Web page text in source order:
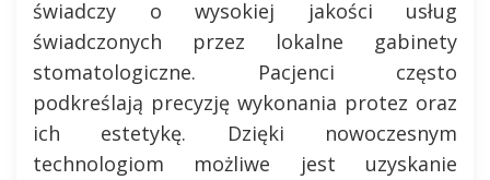
świadczy o wysokiej jakości usług
świadczonych przez lokalne gabinety
stomatologiczne. Pacjenci często
podkreślają precyzję wykonania protez oraz
ich estetykę. Dzięki nowoczesnym
technologiom możliwe jest uzyskanie